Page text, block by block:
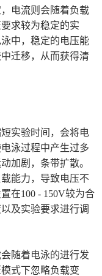
电流则会随着负载
求较为稳定的实
中，稳定的电压能
迁移，从而获得清
实验时间，会将电
泳过程中产生过多
加剧，条带扩散。
能力，导致电压不
在100 - 150V较为合
及实验要求进行调
随着电泳的进行发
式下忽略负载变